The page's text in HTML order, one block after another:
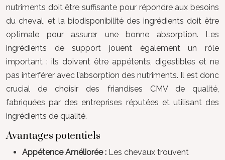
nutriments doit être suffisante pour répondre aux besoins
du cheval, et la biodisponibilité des ingrédients doit être
optimale pour assurer une bonne absorption. Les
ingrédients de support jouent également un rôle
important : ils doivent être appétents, digestibles et ne
pas interférer avec l’absorption des nutriments. Il est donc
crucial de choisir des friandises CMV de qualité,
fabriquées par des entreprises réputées et utilisant des
ingrédients de qualité.
Avantages potentiels
Appétence Améliorée : Les chevaux trouvent